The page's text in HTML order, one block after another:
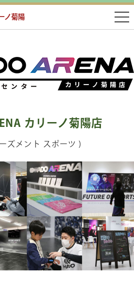
ノ菊陽
カリーノ菊陽店
ズメント スポーツ )